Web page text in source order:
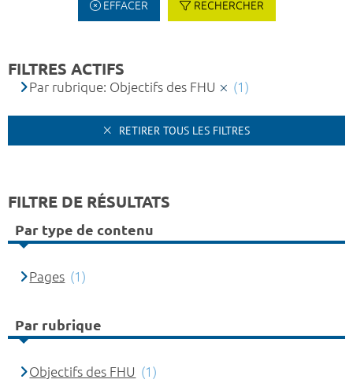
EFFACER RECHERCHER
FILTRES ACTIFS
Par rubrique: Objectifs des FHU (1)
RETIRER TOUS LES FILTRES
FILTRE DE RÉSULTATS
Par type de contenu
Pages (1)
Par rubrique
Objectifs des FHU (1)